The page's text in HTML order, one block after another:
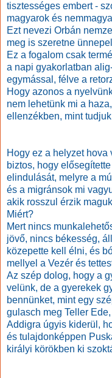
tisztességes embert -
magyarok és
Ezt nevezi Orbán
meg is szeretne
Ez a fogalom csak
a napi gyakorlatban
egymással, félve a
Hogy azonos a
nem lehetünk mi a
ellenzékben, mint
Hogy ez a helyzet hova
biztos, hogy
elindulását, melyre a
és a migránsok mi
akik rosszul érzik
Miért?
Mert nincs
jövő, nincs békesség,
közepette kell élni, és
mellyel a Vezér és
Az szép dolog, hogy a
velünk, de a gyerekek
bennünket, mint egy
gulasch meg Teller
Addigra úgyis kiderül,
és tulajdonképpen
királyi körökben ki